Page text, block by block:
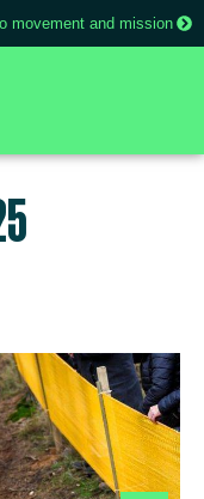
movement and mission